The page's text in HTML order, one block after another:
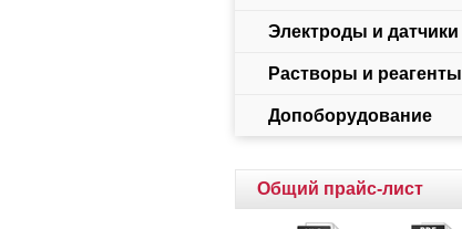
Электроды и датчики
Растворы и реагенты
Допоборудование
Общий прайс-лист